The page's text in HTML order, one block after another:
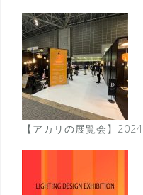
【アカリの展覧会】2024